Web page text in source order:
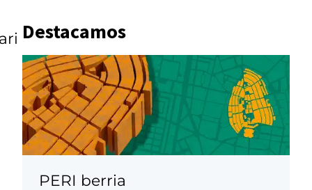
Destacamos
PERI berria